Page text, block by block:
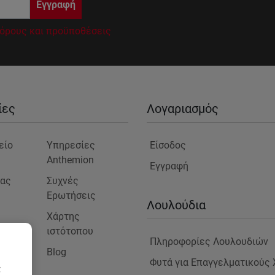
Εγγραφή
όρους και προϋποθέσεις
Υπηρεσίες
Anthemion
Συχνές
Ερωτήσεις
Χάρτης
ιστότοπου
Blog
Λογαριασμός
Είσοδος
Εγγραφή
Λουλούδια
Πληροφορίες Λουλουδιών
Φυτά για